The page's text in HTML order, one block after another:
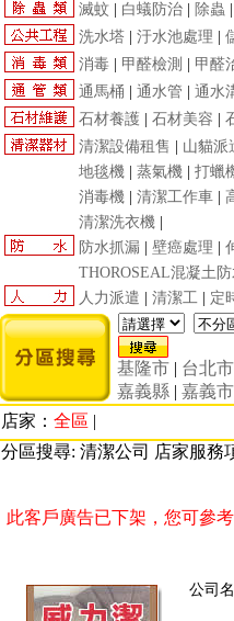
滅蚊
白蟻防治 除蟲
洗水塔 |汙水池處理 |
消毒
甲醛檢測
甲醛
通馬桶 |通水管 |通水
石材養護 |石材美容 |
清潔設備租售
山貓派
地毯機 |蒸氣機 |打蠟
消毒機 |清潔工作車
清潔洗衣機
防水抓漏 |壁癌處理 |
THOROSEAL混凝土
人力派遣 |清潔工 定
基隆市 | 台北市
嘉義縣 |嘉義市
店家： 全區 |
分區搜尋: 清潔公司 店家服務
此客戶廣告已下架，您可參
公司